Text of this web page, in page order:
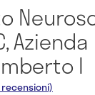
Azienda
I